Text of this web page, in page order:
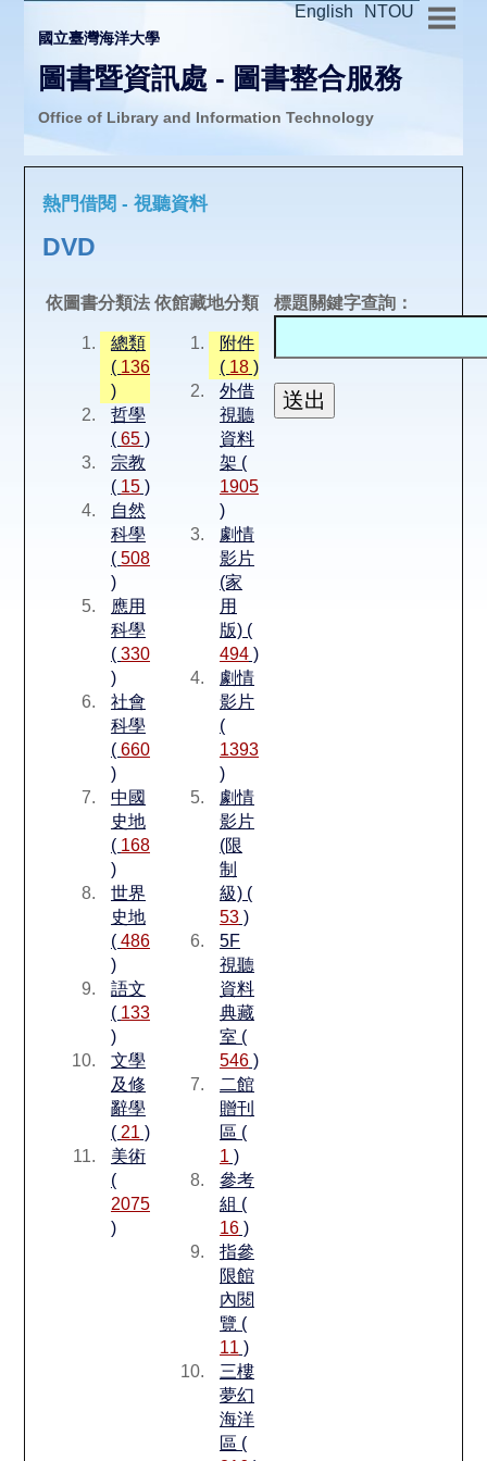
NTOU
English
國立臺灣海洋大學
圖書暨資訊處 - 圖書整合服務
Office of Library and Information Technology
推廣活動
圖書互借
線上報名
申請表單
空間借用
熱門借閱
個人借閱
熱門借閱 - 視聽資料
DVD
依圖書分類法
總類
( 136
)
哲學
( 65)
宗教
( 15)
自然
科學
( 508
)
應用
科學
( 330
)
社會
科學
( 660
)
中國
史地
( 168
)
世界
史地
( 486
)
語文
( 133
)
文學
及修
辭學
( 21 )
美術
(
2075
)
依館藏地分類
附件
( 18)
外借
視聽
資料
架 (
1905
)
劇情
影片
(家
用
版) (
494)
劇情
影片
(
1393
)
劇情
影片
(限
制
級) (
53)
5F
視聽
資料
典藏
室 (
546)
二館
贈刊
區 (
1 )
參考
組 (
16)
指參
限館
內閱
覽 (
11 )
三樓
夢幻
海洋
區 (
標題關鍵字查詢：